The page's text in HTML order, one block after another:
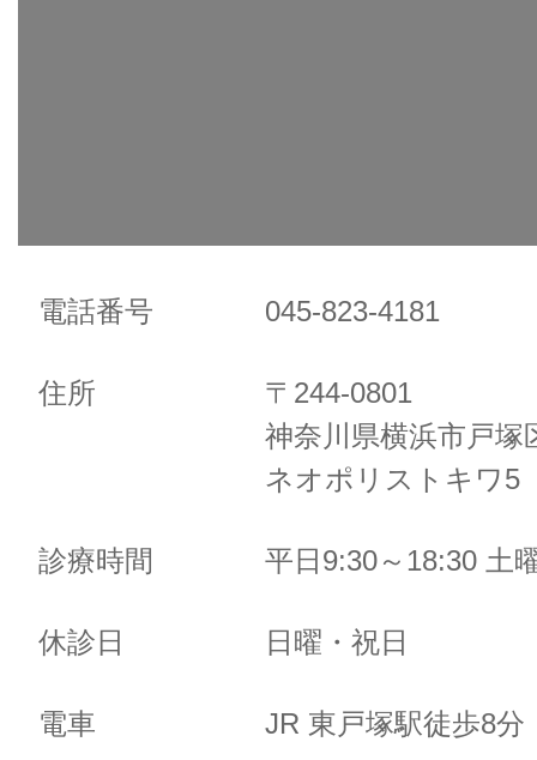
電話番号 045-823-4181
住所
〒244-0801
神奈川県横浜市戸塚
ネオポリストキワ
診療時間 平日9:30～18:30 土
休診日 日曜・祝日
電車 JR 東戸塚駅徒歩8